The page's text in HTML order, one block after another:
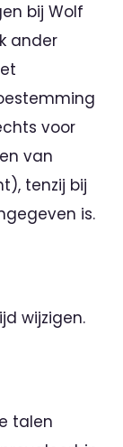
bij Wolf
ander
voor
van
tenzij bij
is.
wijzigen.
talen